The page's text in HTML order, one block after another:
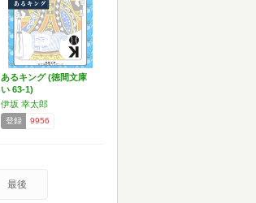
あるキング (徳間文庫
い 63-1)
伊坂 幸太郎
登録 9956
最後